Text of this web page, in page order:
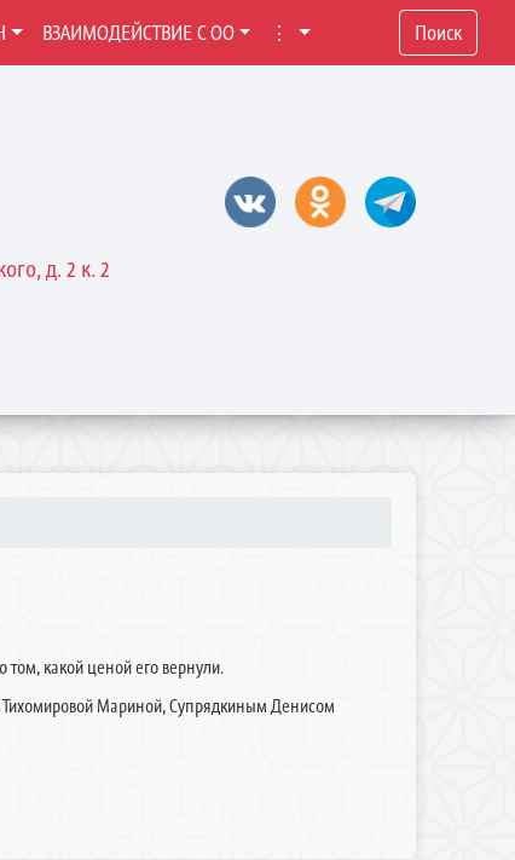
д. 2 к. 2
ВЗАИМОДЕЙСТВИЕ С ОО ⋮ Поиск
какой ценой его вернули.
Мариной, Супрядкиным Денисом